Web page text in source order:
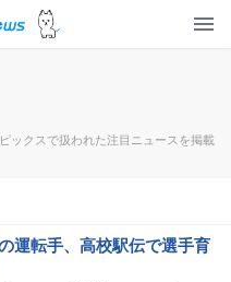
ックスで扱われた注目ニュースを掲載
運転手、高校駅伝で選手育